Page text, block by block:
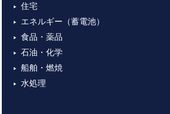
住宅
エネルギー（蓄電池）
食品・薬品
石油・化学
船舶・燃焼
水処理